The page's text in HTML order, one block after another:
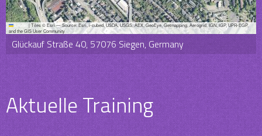
Leaflet |Tiles © Esri — Source: Esri, i-cubed, USDA, USGS, AEX, GeoEye, Getmapping, Aerogrid, IGN, IGP, UPR-EGP,
and the GIS User Community
Glückauf Straße 40, 57076 Siegen, Germany
Aktuelle Training